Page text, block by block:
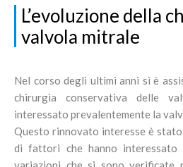
L’evoluzione della
valvola mitrale
Nel corso degli ultimi anni si è
chirurgia conservativa delle
interessato prevalentemente la
Questo rinnovato interesse è
di fattori che hanno